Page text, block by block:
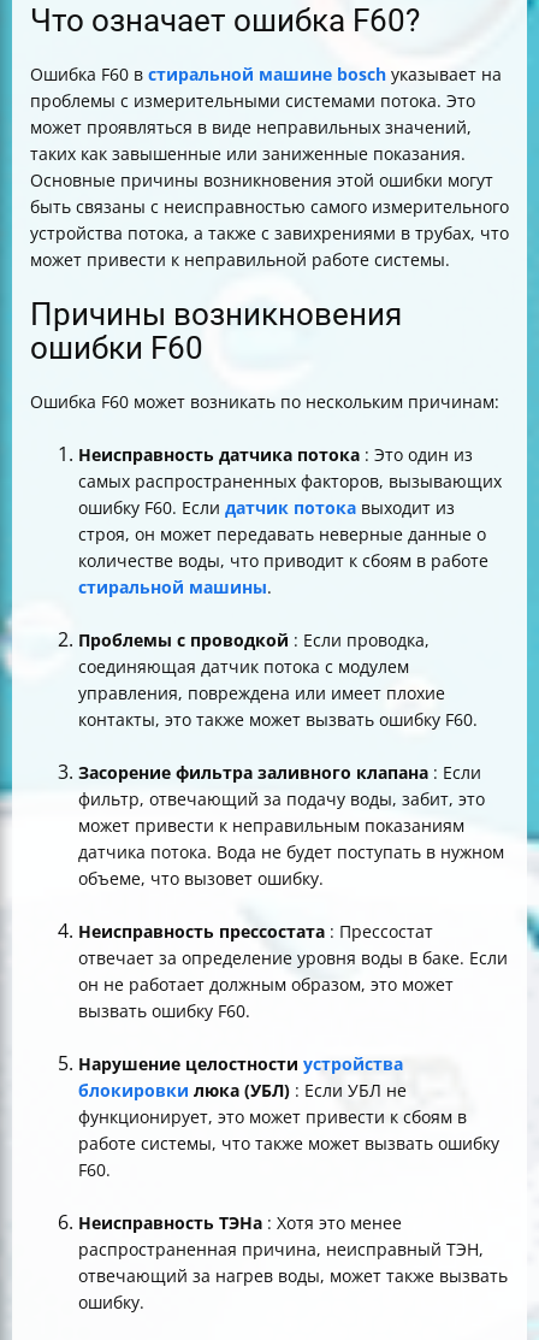
Что означает ошибка F60?
Ошибка F60 в стиральной машине bosch указывает на
проблемы с измерительными системами потока. Это
может проявляться в виде неправильных значений,
таких как завышенные или заниженные показания.
Основные причины возникновения этой ошибки могут
быть связаны с неисправностью самого измерительного
устройства потока, а также с завихрениями в трубах, что
может привести к неправильной работе системы.
Причины возникновения
ошибки F60
Ошибка F60 может возникать по нескольким причинам:
Неисправность датчика потока : Это один из
самых распространенных факторов, вызывающих
ошибку F60. Если датчик потока выходит из
строя, он может передавать неверные данные о
количестве воды, что приводит к сбоям в работе
стиральной машины.
Проблемы с проводкой : Если проводка,
соединяющая датчик потока с модулем
управления, повреждена или имеет плохие
контакты, это также может вызвать ошибку F60.
Засорение фильтра заливного клапана : Если
фильтр, отвечающий за подачу воды, забит, это
может привести к неправильным показаниям
датчика потока. Вода не будет поступать в нужном
объеме, что вызовет ошибку.
Неисправность прессостата : Прессостат
отвечает за определение уровня воды в баке. Если
он не работает должным образом, это может
вызвать ошибку F60.
Нарушение целостности устройства
блокировки люка (УБЛ) : Если УБЛ не
функционирует, это может привести к сбоям в
работе системы, что также может вызвать ошибку
F60.
Неисправность ТЭНа : Хотя это менее
распространенная причина, неисправный ТЭН,
отвечающий за нагрев воды, может также вызвать
ошибку.